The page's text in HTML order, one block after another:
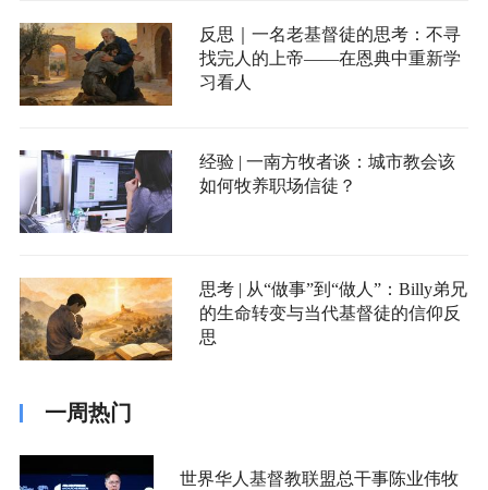
反思｜一名老基督徒的思考：不寻
找完人的上帝——在恩典中重新学
习看人
经验 | 一南方牧者谈：城市教会该
如何牧养职场信徒？
思考 | 从“做事”到“做人”：Billy弟兄
的生命转变与当代基督徒的信仰反
思
一周热门
世界华人基督教联盟总干事陈业伟牧